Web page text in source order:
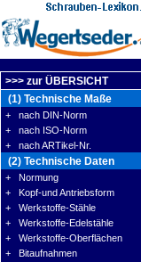
>>> zur ÜBERSICHT
(1) Technische Maße
+ nach DIN-Norm
+ nach ISO-Norm
+ nach ARTikel-Nr.
(2) Technische Daten
+ Normung
+ Kopf-und Antriebsform
+ Werkstoffe-Stähle
+ Werkstoffe-Edelstähle
+ Werkstoffe-Oberflächen
+ Bitaufnahmen